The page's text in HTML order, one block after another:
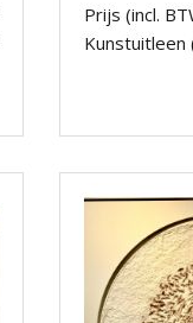
Prijs (incl.
Kunstuitleen